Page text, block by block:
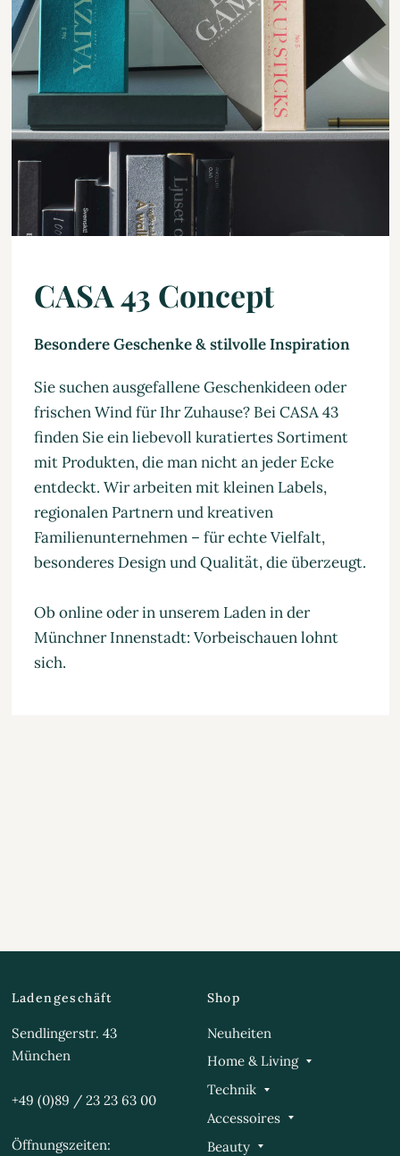
CASA 43 Concept
Besondere Geschenke & stilvolle Inspiration
Sie suchen ausgefallene Geschenkideen oder
frischen Wind für Ihr Zuhause? Bei CASA 43
finden Sie ein liebevoll kuratiertes Sortiment
mit Produkten, die man nicht an jeder Ecke
entdeckt. Wir arbeiten mit kleinen Labels,
regionalen Partnern und kreativen
Familienunternehmen – für echte Vielfalt,
besonderes Design und Qualität, die überzeugt.
Ob online oder in unserem Laden in der
Münchner Innenstadt: Vorbeischauen lohnt
sich.
Ladengeschäft
Sendlingerstr. 43
München
+49 (0)89 / 23 23 63 00
Öffnungszeiten:
Shop
Neuheiten
Home & Living
Technik
Accessoires
Beauty